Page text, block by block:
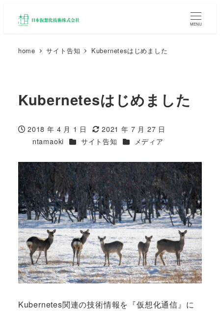
MENU
home サイト告知 Kubernetesはじめました
Kubernetesはじめました
投稿日
2018 年 4 月 1 日
更新日
2021 年 7 月 27 日
ntamaoki カテゴリー
サイト告知 カテゴリー
メディア
Kubernetes関連の技術情報を『仮想化通信』に